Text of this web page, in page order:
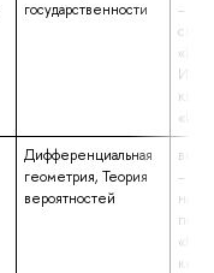
государственности
–
Дифференциальная
геометрия, Теория
вероятностей
–